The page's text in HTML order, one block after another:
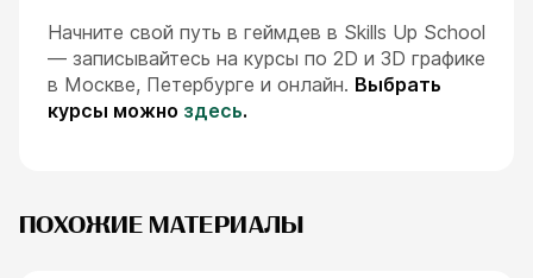
Начните свой путь в геймдев в Skills Up School
— записывайтесь на курсы по 2D и 3D графике
в Москве, Петербурге и онлайн. Выбрать
курсы можно здесь.
ПОХОЖИЕ МАТЕРИАЛЫ